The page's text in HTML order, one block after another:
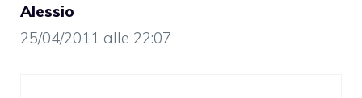
Alessio
25/04/2011 alle 22:07